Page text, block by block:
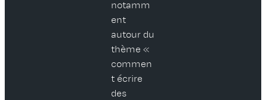
notamm
ent
autour du
thème «
commen
t écrire
des